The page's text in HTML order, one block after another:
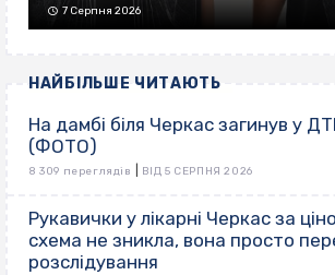
7 Серпня 2026
НАЙБІЛЬШЕ ЧИТАЮТЬ
На дамбі біля Черкас загинув у
(ФОТО)
8 309 переглядів ВІД 5 СЕРПНЯ 2026
Рукавички у лікарні Черкас за
схема не зникла, вона просто
розслідування